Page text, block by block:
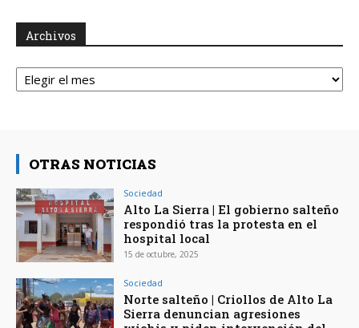
Archivos
Archivos
OTRAS NOTICIAS
Sociedad
Alto La Sierra | El gobierno salteño
respondió tras la protesta en el
hospital local
15 de octubre, 2025
Sociedad
Norte salteño | Criollos de Alto La
Sierra denuncian agresiones